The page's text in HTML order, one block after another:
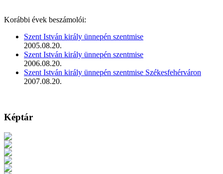
Korábbi évek beszámolói:
Szent István király ünnepén szentmise
2005.08.20.
Szent István király ünnepén szentmise
2006.08.20.
Szent István király ünnepén szentmise Székesfehérváron
2007.08.20.
Képtár